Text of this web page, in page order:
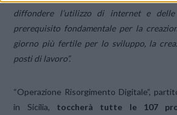
diffondere l’utilizzo di internet e delle
prerequisito fondamentale per la
giorno più fertile per lo sviluppo, la
posti di lavoro”.
“Operazione Risorgimento Digitale”,
in Sicilia, toccherà tutte le 107